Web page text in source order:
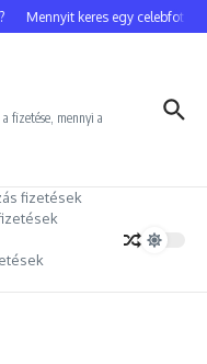
Mennyit keres egy celebfotós?
fizetése, mennyi a
fizetések